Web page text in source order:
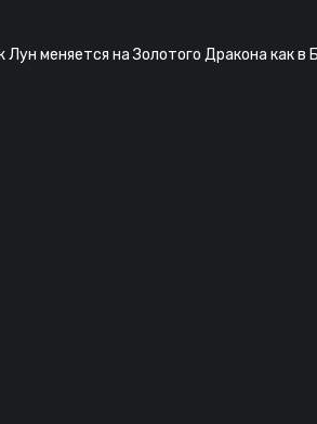
меняется на Золотого Дракона как в